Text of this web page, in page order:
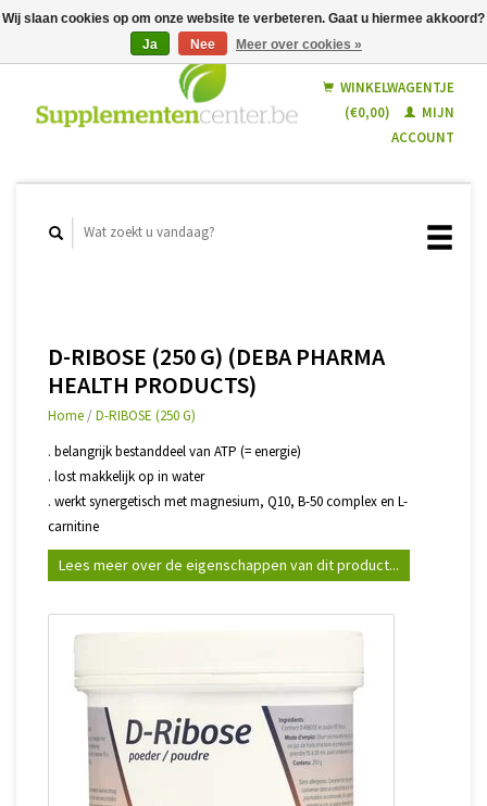
Nederlands
WINKELWAGENTJE
(€0,00)
MIJN
ACCOUNT
D-RIBOSE (250 G) (DEBA PHARMA
HEALTH PRODUCTS)
Home /D-RIBOSE (250 G)
. belangrijk bestanddeel van ATP (= energie)
. lost makkelijk op in water
. werkt synergetisch met magnesium, Q10, B-50 complex en L-
carnitine
Lees meer over de eigenschappen van dit product...
Wij slaan cookies op om onze website te verbeteren. Gaat u hiermee akkoord?
Ja
Nee Meer over cookies »